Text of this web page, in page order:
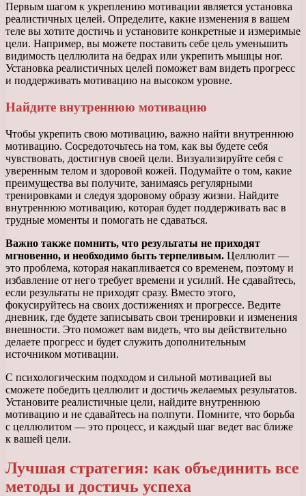
Первым шагом к укреплению мотивации является установка
реалистичных целей. Определите, какие изменения в вашем
теле вы хотите достичь и установите конкретные и измеримые
цели. Например, вы можете поставить себе цель уменьшить
видимость целлюлита на бедрах или укрепить мышцы ног.
Установка реалистичных целей поможет вам видеть прогресс
и поддерживать мотивацию на высоком уровне.
Найдите внутреннюю мотивацию
Чтобы укрепить свою мотивацию, важно найти внутреннюю
мотивацию. Сосредоточьтесь на том, как вы будете себя
чувствовать, достигнув своей цели. Визуализируйте себя с
уверенным телом и здоровой кожей. Подумайте о том, какие
преимущества вы получите, занимаясь регулярными
тренировками и следуя здоровому образу жизни. Найдите
внутреннюю мотивацию, которая будет поддерживать вас в
трудные моменты и помогать не сдаваться.
Важно также помнить, что результаты не приходят
мгновенно, и необходимо быть терпеливым. Целлюлит —
это проблема, которая накапливается со временем, поэтому и
избавление от него требует времени и усилий. Не сдавайтесь,
если результаты не приходят сразу. Вместо этого,
фокусируйтесь на своих достижениях и прогрессе. Ведите
дневник, где будете записывать свои тренировки и изменения
внешности. Это поможет вам видеть, что вы действительно
делаете прогресс и будет служить дополнительным
источником мотивации.
С психологическим подходом и сильной мотивацией вы
сможете победить целлюлит и достичь желаемых результатов.
Установите реалистичные цели, найдите внутреннюю
мотивацию и не сдавайтесь на полпути. Помните, что борьба
с целлюлитом — это процесс, и каждый шаг ведет вас ближе
к вашей цели.
Лучшая стратегия: как объединить все
методы и достичь успеха